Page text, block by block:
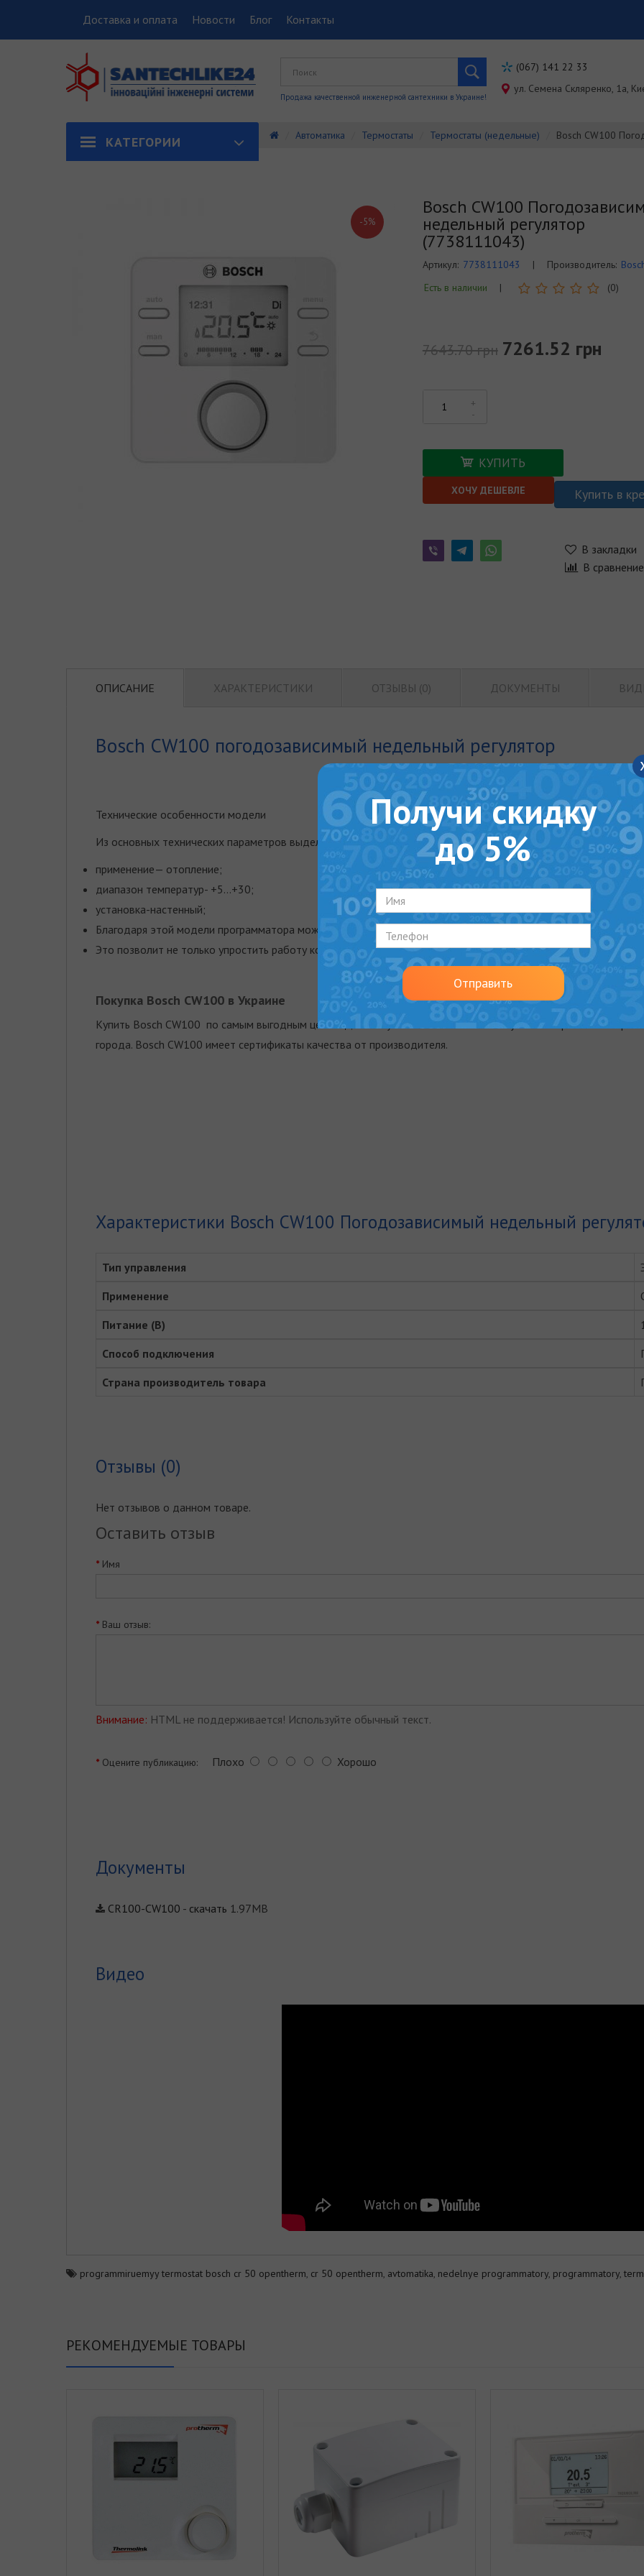
Доставка и оплата Новости Блог Контакты
Продажа качественной инженерной сантехники в Украине!
(067) 141 22 33
ул. Семена Скляренко, 1a,
КАТЕГОРИИ Автоматика Термостаты Термостаты (недельные) Bosch CW100
-5%
Bosch CW100
недельный регулятор
(7738111043)
Артикул: 7738111043 | Производитель:
Есть в наличии
| (0)
7643.70 грн 7261.52 грн
КУПИТЬ
ХОЧУ ДЕШЕВЛЕ Купить в
В закладки
В сравнение
ОПИСАНИЕ ХАРАКТЕРИСТИКИ ОТЗЫВЫ (0) ДОКУМЕНТЫ
Bosch CW100 погодозависимый недельный регулятор
Технические особенности модели
Из основных технических параметров выделяют:
применение— отопление;
диапазон температур- +5…+30;
установка-настенный;
Благодаря этой модели программатора можно задавать режим работы на 7 дней;
Это позволит не только упростить работу котла, но также снизить расход газа;
Покупка Bosch CW100 в Украине
Купить Bosch CW100 по самым выгодным ценам. Доставку выполняем как по Киеву так и по регионам
города. Bosch CW100 имеет сертификаты качества от производителя.
Характеристики Bosch CW100 Погодозависимый недельный
Тип управления
Применение
Питание (В)
Способ подключения
Страна производитель товара
Отзывы (0)
Нет отзывов о данном товаре.
Оставить отзыв
Имя
Ваш отзыв:
Внимание: HTML не поддерживается! Используйте обычный текст.
Оцените публикацию: Плохо Хорошо
Документы
CR100-CW100 - скачать 1.97MB
Видео
programmiruemyy termostat bosch cr 50 opentherm cr 50 opentherm avtomatika nedelnye programmatory programmatory
РЕКОМЕНДУЕМЫЕ ТОВАРЫ
Получи скидку
до 5%
Отправить